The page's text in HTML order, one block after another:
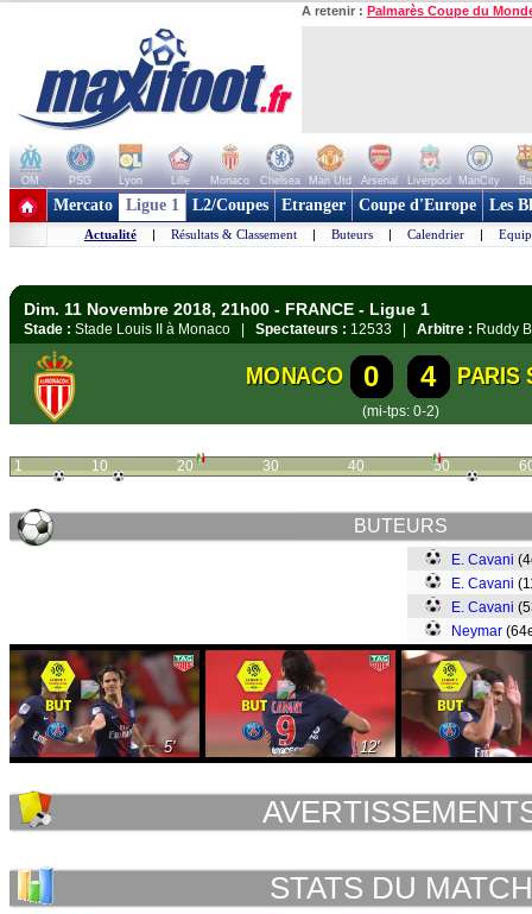
A retenir : Palmarès Coupe du
OM PSG Lyon Lille Monaco Chelsea Man Utd Arsenal Liverpool ManCity
+ de clubs
Mercato Ligue 1 L2/Coupes Etranger Coupe d'Europe Les
Actualité | Résultats & Classement | Buteurs | Calendrier |
Dim. 11 Novembre 2018, 21h00 - FRANCE - Ligue 1
Stade : Stade Louis II à Monaco | Spectateurs : 12533 | Arbitre : Ruddy
MONACO 0 4 PARIS
(mi-tps: 0-2)
1 10 20 30 40 50
BUTEURS
E. Cavani
E. Cavani
E. Cavani
Neymar
5' 12'
STATS DU MATCH